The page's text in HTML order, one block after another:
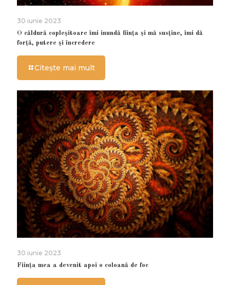
30 iunie 2023
O căldură copleșitoare îmi inundă ființa și mă susține, îmi dă
forță, putere și încredere
Citește mai mult
30 iunie 2023
Ființa mea a devenit apoi o coloană de foc